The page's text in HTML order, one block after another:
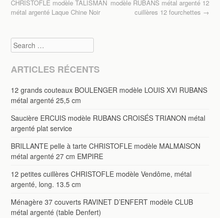
o
k
CHRISTOFLE modèle TALISMAN
métal argenté Laque Chine Noir
modèle RUBANS métal argenté 12
cuillères 12 fourchettes →
Search
ARTICLES RÉCENTS
12 grands couteaux BOULENGER modèle LOUIS XVI RUBANS
métal argenté 25,5 cm
Saucière ERCUIS modèle RUBANS CROISÉS TRIANON métal
argenté plat service
BRILLANTE pelle à tarte CHRISTOFLE modèle MALMAISON
métal argenté 27 cm EMPIRE
12 petites cuillères CHRISTOFLE modèle Vendôme, métal
argenté, long. 13.5 cm
Ménagère 37 couverts RAVINET D’ENFERT modèle CLUB
métal argenté (table Denfert)